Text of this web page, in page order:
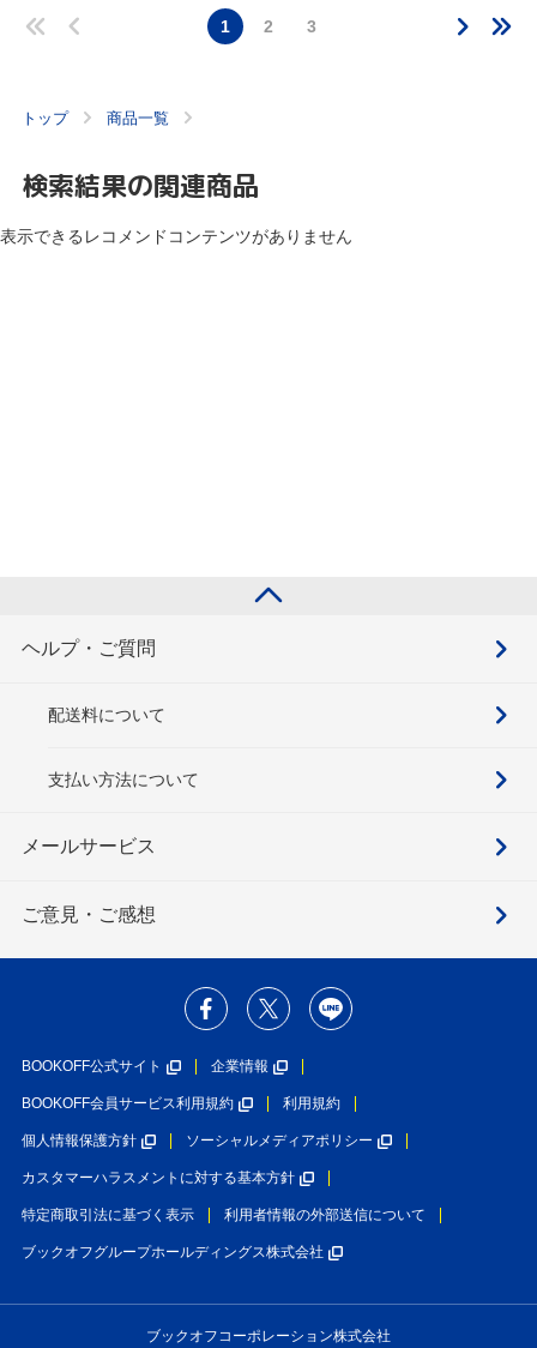
1 2 3
トップ 商品一覧
検索結果の関連商品
表示できるレコメンドコンテンツがありません
ヘルプ・ご質問
配送料について
支払い方法について
メールサービス
ご意見・ご感想
BOOKOFF公式サイト 企業情報
BOOKOFF会員サービス利用規約 利用規約
個人情報保護方針 ソーシャルメディアポリシー
カスタマーハラスメントに対する基本方針
特定商取引法に基づく表示 利用者情報の外部送信について
ブックオフグループホールディングス株式会社
ブックオフコーポレーション株式会社